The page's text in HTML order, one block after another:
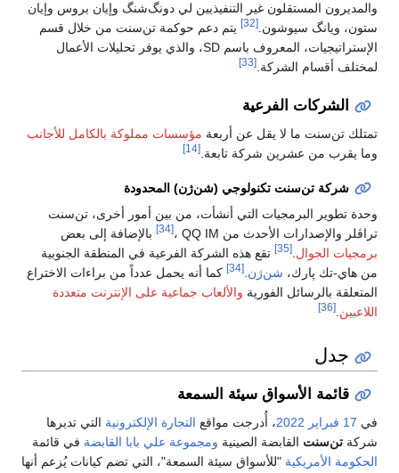
والمديرون المستقلون غير التنفيذيين لي دونگ‌شنگ وإيان بروس وإيان
ستون، ويانگ سيوشون.[32]
يتم دعم حوكمة تن‌سنت من خلال قسم
الإستراتيجيات، المعروف باسم SD، والذي يوفر تحليلات الأعمال
لمختلف أقسام الشركة.[33]
الشركات الفرعية
تمتلك تن‌سنت ما لا يقل عن أربعة مؤسسات مملوكة بالكامل للأجانب
وما يقرب من عشرين شركة تابعة. [14]
شركة تن‌سنت تكنولوجي (شن‌ژن) المحدودة
وحدة تطوير البرمجيات التي أنشأت، من بين أمور أخرى، تن‌سنت
تراڤلر والإصدارات الأحدث من QQ IM ،
[34]
بالإضافة إلى بعض
برمجيات الجوال.
[35]
تقع هذه الشركة الفرعية في المنطقة الجنوبية
من هاي-تك پارك، شن‌ژن.
[34]
كما أنه يحمل عدداً من براءات الاختراع
المتعلقة بالرسائل الفورية والألعاب جماعية على الإنترنت متعددة
اللاعبين.
[36]
جدل
قائمة الأسواق سيئة السمعة
في 17 فبراير 2022، أُدرجت مواقع التجارة الإلكترونية التي تديرها
شركة تن‌سنت القابضة الصينية ومجموعة علي بابا القابضة في قائمة
الحكومة الأمريكية "للأسواق سيئة السمعة"، التي تضم كيانات يُزعم أنها